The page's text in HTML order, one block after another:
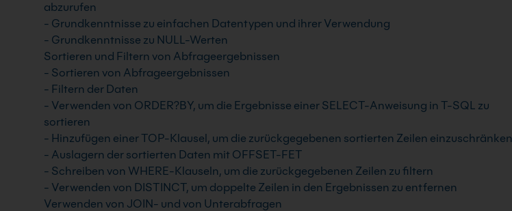
abzurufen
- Grundkenntnisse zu einfachen Datentypen und ihrer Verwendung
- Grundkenntnisse zu NULL-Werten
Sortieren und Filtern von Abfrageergebnissen
- Sortieren von Abfrageergebnissen
- Filtern der Daten
- Verwenden von ORDER?BY, um die Ergebnisse einer SELECT-Anweisung in T-SQL zu
sortieren
- Hinzufügen einer TOP-Klausel, um die zurückgegebenen sortierten Zeilen einzuschränken
- Auslagern der sortierten Daten mit OFFSET-FET
- Schreiben von WHERE-Klauseln, um die zurückgegebenen Zeilen zu filtern
- Verwenden von DISTINCT, um doppelte Zeilen in den Ergebnissen zu entfernen
Verwenden von JOIN- und von Unterabfragen